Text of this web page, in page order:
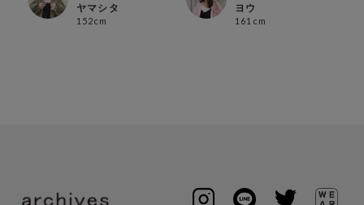
ヤマシタ
152cm
ヨウ
161cm